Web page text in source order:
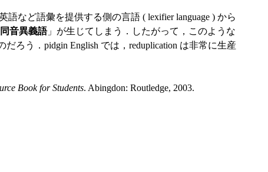
など語彙を提供する側の言語 ( lexifier language ) から
同音異義語」が生じてしまう．したがって，このような
ろう．pidgin English では，reduplication は非常に生産
Book for Students. Abingdon: Routledge, 2003.